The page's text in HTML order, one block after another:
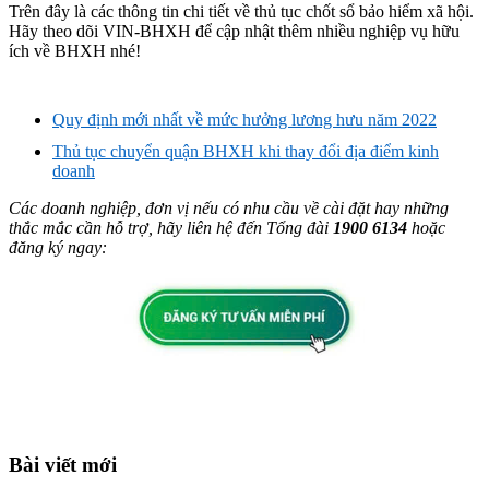
Trên đây là các thông tin chi tiết về thủ tục chốt sổ bảo hiểm xã hội.
Hãy theo dõi VIN-BHXH để cập nhật thêm nhiều nghiệp vụ hữu
ích về BHXH nhé!​
Quy định mới nhất về mức hưởng lương hưu năm 2022
Thủ tục chuyển quận BHXH khi thay đổi địa điểm kinh
doanh
Các doanh nghiệp, đơn vị nếu có nhu cầu về cài đặt hay những
thắc mắc cần hỗ trợ, hãy liên hệ đến Tổng đài 1900 6134 hoặc
đăng ký ngay:
Bài viết mới